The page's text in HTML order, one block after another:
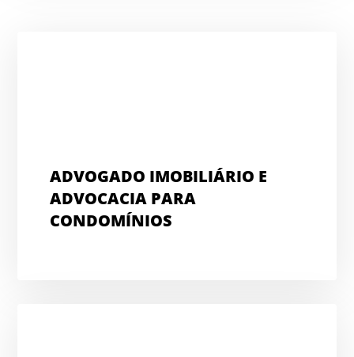
ADVOGADO IMOBILIÁRIO E
ADVOCACIA PARA
CONDOMÍNIOS